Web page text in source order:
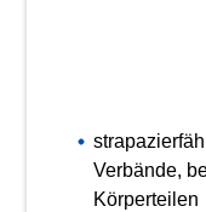
Verbände,
Körperteilen